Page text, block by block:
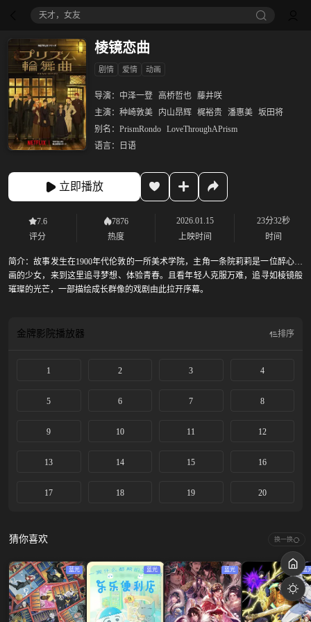
天才，女友
棱镜恋曲
剧情 爱情 动画
导演： 中泽一登 高桥哲也 藤井咲
主演： 种崎敦美 内山昂辉 梶裕贵 潘惠美 坂田将
别名： PrismRondo LoveThroughAPrism
语言：
日语
立即播放
7.6
评分
7876
热度
2026.01.15
上映时间
23分32秒
时间
简介：故事发生在1900年代伦敦的一所美术学院，主角一条院莉莉是一位醉心绘
画的少女，来到这里追寻梦想、体验青春。且看年轻人克服万难，追寻如棱镜般
璀璨的光芒，一部描绘成长群像的戏剧由此拉开序幕。
金牌影院播放器 排序
1 2 3 4
5 6 7 8
9 10 11 12
13 14 15 16
17 18 19 20
猜你喜欢 换一换
蓝光 蓝光 蓝光 蓝